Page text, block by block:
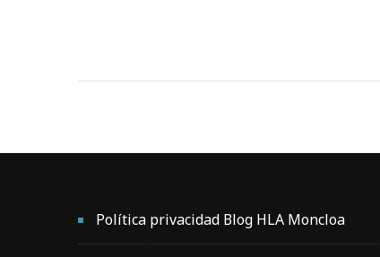
Política privacidad Blog HLA Moncloa